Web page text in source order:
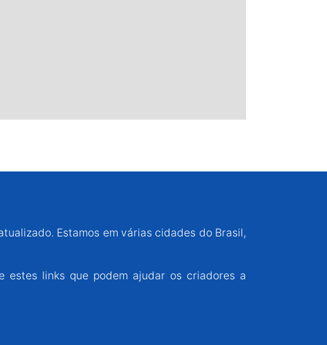
Estamos em várias cidades do Brasil,
estes links que podem ajudar os criadores a